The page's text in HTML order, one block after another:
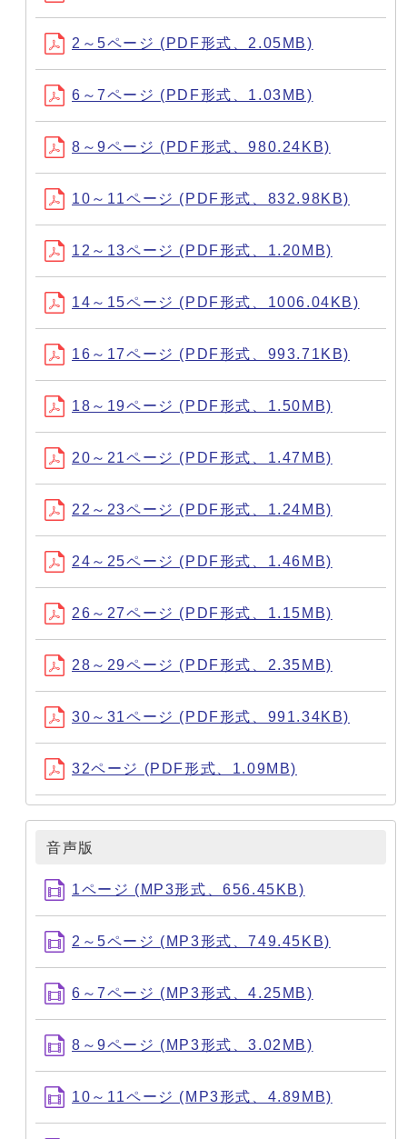
2～5ページ (PDF形式、2.05MB)
6～7ページ (PDF形式、1.03MB)
8～9ページ (PDF形式、980.24KB)
10～11ページ (PDF形式、832.98KB)
12～13ページ (PDF形式、1.20MB)
14～15ページ (PDF形式、1006.04KB)
16～17ページ (PDF形式、993.71KB)
18～19ページ (PDF形式、1.50MB)
20～21ページ (PDF形式、1.47MB)
22～23ページ (PDF形式、1.24MB)
24～25ページ (PDF形式、1.46MB)
26～27ページ (PDF形式、1.15MB)
28～29ページ (PDF形式、2.35MB)
30～31ページ (PDF形式、991.34KB)
32ページ (PDF形式、1.09MB)
音声版
1ページ (MP3形式、656.45KB)
2～5ページ (MP3形式、749.45KB)
6～7ページ (MP3形式、4.25MB)
8～9ページ (MP3形式、3.02MB)
10～11ページ (MP3形式、4.89MB)